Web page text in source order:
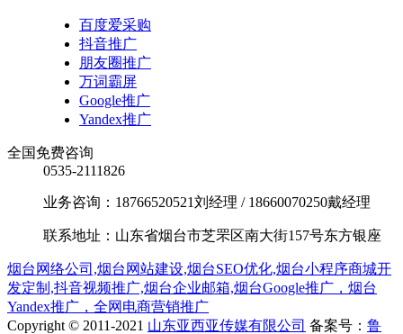
百度爱采购
抖音推广
朋友圈推广
万词霸屏
Google推广
Yandex推广
全国免费咨询
0535-2111826
业务咨询：18766520521刘经理 / 18660070250戴经理
联系地址：山东省烟台市芝罘区南大街157号东方银座
烟台网络公司,烟台网站建设,烟台SEO优化,烟台小程序商城开
发定制,抖音视频推广,烟台企业邮箱,烟台Google推广，烟台
Yandex推广，全网电商营销推广
Copyright © 2011-2021 山东亚西亚传媒有限公司 备案号： 鲁